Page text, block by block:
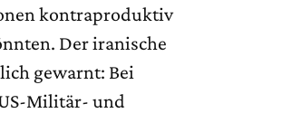
kontraproduktiv
Der iranische
gewarnt: Bei
Militär- und